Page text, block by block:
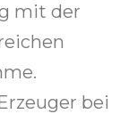
mit der
bei